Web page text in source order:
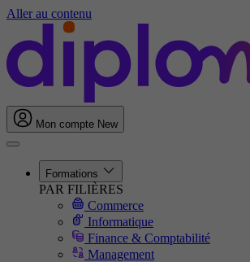
Aller au contenu
Mon compte New
Formations
PAR FILIÈRES
Commerce
Informatique
Finance & Comptabilité
Management